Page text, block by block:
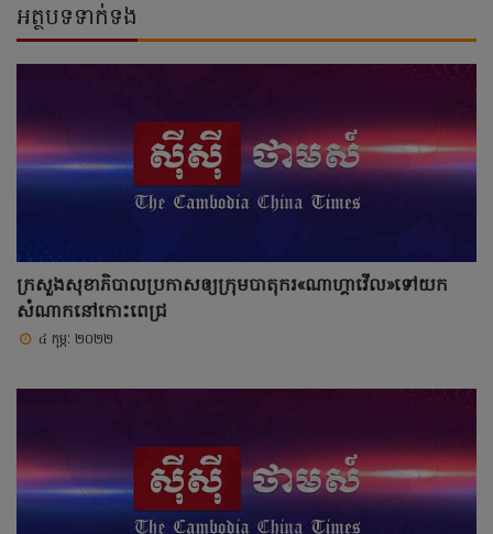
អត្ថបទទាក់ទង
ក្រសួងសុខាភិបាលប្រកាសឲ្យក្រុមបាតុករ«ណាហ្គាវើល»ទៅយក
សំណាកនៅកោះពេជ្រ
៤ កុម្ភៈ ២០២២